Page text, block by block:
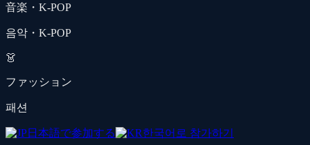
音楽・K-POP
음악・K-POP
👗
ファッション
패션
日本語で参加する 한국어로 참가하기